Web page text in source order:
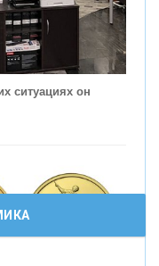
ситуациях он